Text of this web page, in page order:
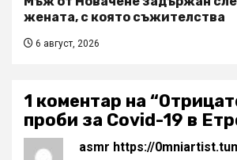
жената, с която съжителства
6 август, 2026
1 коментар на “
проби за Covid-19 в
asmr https://